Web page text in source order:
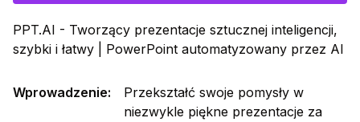
PPT.AI - Tworzący prezentacje sztucznej inteligencji,
szybki i łatwy | PowerPoint automatyzowany przez AI
Wprowadzenie:
Przekształć swoje pomysły w
niezwykle piękne prezentacje za